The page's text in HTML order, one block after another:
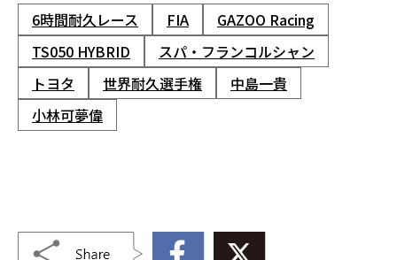
6時間耐久レース FIA
GAZOO Racing
TS050 HYBRID
スパ・フランコルシャン
トヨタ
世界耐久選手権
中島一貴
小林可夢偉